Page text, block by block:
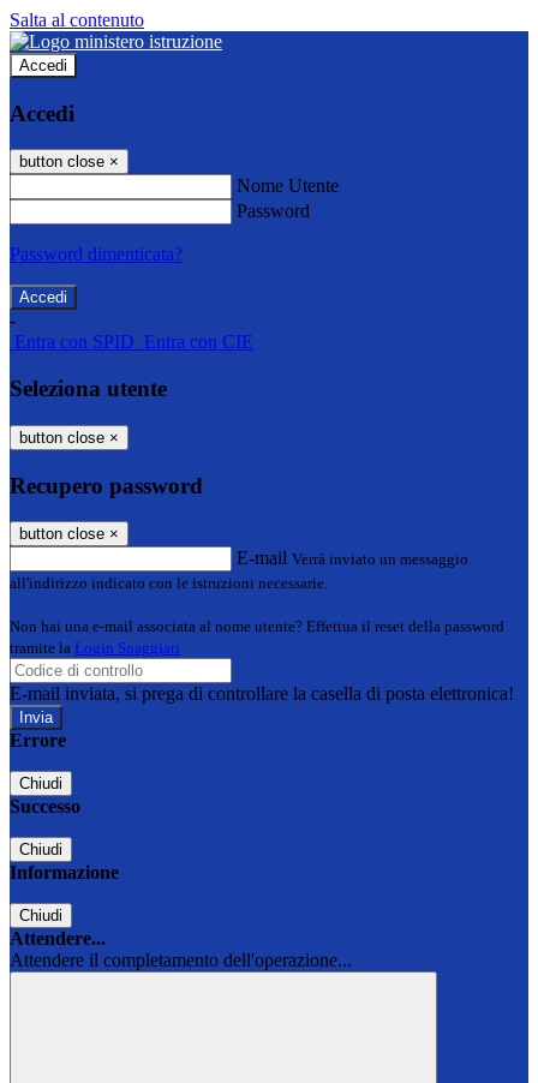
Salta al contenuto
Accedi
Accedi
button close ×
Nome Utente
Password
Password dimenticata?
-
Entra con SPID Entra con CIE
Seleziona utente
button close ×
Recupero password
button close ×
E-mail Verrà inviato un messaggio
all'indirizzo indicato con le istruzioni necessarie.
Non hai una e-mail associata al nome utente? Effettua il reset della password
tramite la Login Spaggiari
E-mail inviata, si prega di controllare la casella di posta elettronica!
Errore
Chiudi
Successo
Chiudi
Informazione
Chiudi
Attendere...
Attendere il completamento dell'operazione...